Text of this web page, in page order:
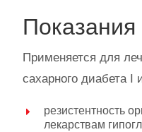
Применяется для
сахарного диабета I
резистентность
лекарствам